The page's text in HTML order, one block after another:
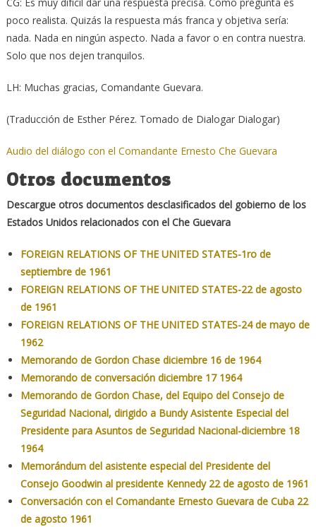
poco realista. Quizás la respuesta más franca y objetiva sería:
nada. Nada en ningún aspecto. Nada a favor o en contra nuestra.
Solo que nos dejen tranquilos.
LH: Muchas gracias, Comandante Guevara.
(Traducción de Esther Pérez. Tomado de Dialogar Dialogar)
Audio del diálogo con el Comandante Ernesto Che Guevara
Otros documentos
Descargue otros documentos desclasificados del gobierno de los
Estados Unidos relacionados con el Che Guevara
FOREIGN RELATIONS OF THE UNITED STATES-1ro de
septiembre de 1961
FOREIGN RELATIONS OF THE UNITED STATES-22 de agosto
de 1961
FOREIGN RELATIONS OF THE UNITED STATES-24 de mayo de
1962
Memorando de Gordon Chase diciembre 16 de 1964
Memorando de conversación diciembre 17 1964
Memorando de Gordon Chase, del Equipo del Consejo de
Seguridad Nacional, dirigido a Bundy Asistente Especial del
Presidente para Asuntos de Seguridad Nacional-diciembre 18
1964
Memorándum del asistente especial del Presidente del
Consejo Goodwin al presidente Kennedy 22 de agosto de 1961
Conversación con el Comandante Ernesto Guevara de Cuba 22
de agosto 1961